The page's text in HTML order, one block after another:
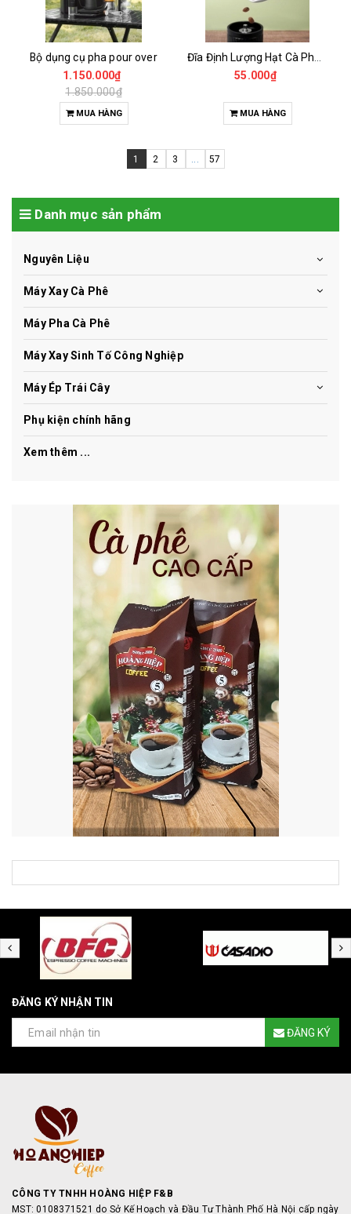
Bộ dụng cụ pha pour over
1.150.000₫
1.850.000₫
MUA HÀNG
55.000₫
MUA HÀNG
1 2 3 ... 57
Danh mục sản phẩm
Nguyên Liệu
Máy Xay Cà Phê
Máy Pha Cà Phê
Máy Xay Sinh Tố Công Nghiệp
Máy Ép Trái Cây
Phụ kiện chính hãng
Xem thêm ...
ĐĂNG KÝ NHẬN TIN
ĐĂNG KÝ
CÔNG TY TNHH HOÀNG HIỆP F&B
MST: 0108371521 do Sở Kế Hoạch và Đầu Tư Thành Phố Hà Nội cấp ngày